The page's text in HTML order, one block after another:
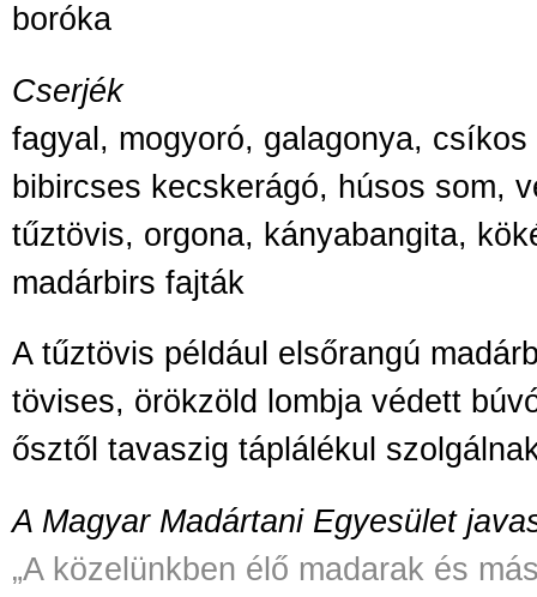
boróka
Cserjék
fagyal, mogyoró, galagonya,
bibircses kecskerágó, húsos som,
tűztövis, orgona, kányabangita,
madárbirs fajták
A tűztövis például elsőrangú
tövises, örökzöld lombja védett
ősztől tavaszig táplálékul
A Magyar Madártani Egyesület
„A közelünkben élő madarak és